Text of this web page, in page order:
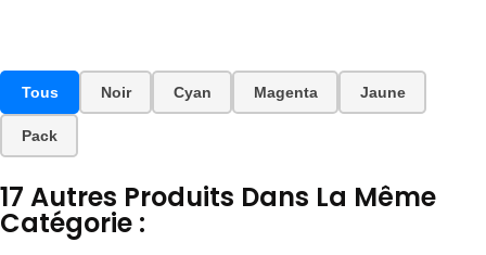
Tous Noir Cyan Magenta Jaune
Pack
17 Autres Produits Dans La Même
Catégorie :